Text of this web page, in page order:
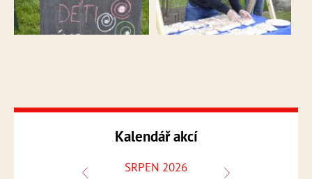
Kalendář akcí
SRPEN 2026